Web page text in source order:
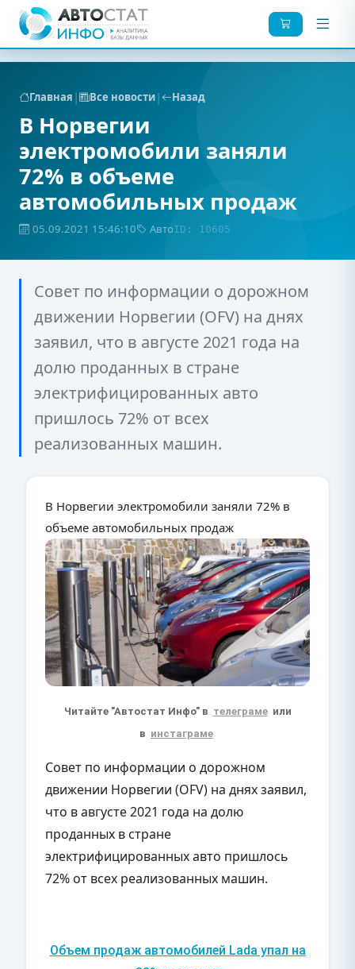
Главная | Все новости| Назад
В Норвегии
электромобили заняли
72% в объеме
автомобильных продаж
05.09.2021 15:46:10 АвтоID: 10605
Совет по информации о дорожном
движении Норвегии (OFV) на днях
заявил, что в августе 2021 года на
долю проданных в стране
электрифицированных авто
пришлось 72% от всех
реализованных машин.
В Норвегии электромобили заняли 72% в
объеме автомобильных продаж
Читайте "Автостат Инфо" в телеграме или
в инстаграме
Совет по информации о дорожном
движении Норвегии (OFV) на днях заявил,
что в августе 2021 года на долю
проданных в стране
электрифицированных авто пришлось
72% от всех реализованных машин.
Объем продаж автомобилей Lada упал на